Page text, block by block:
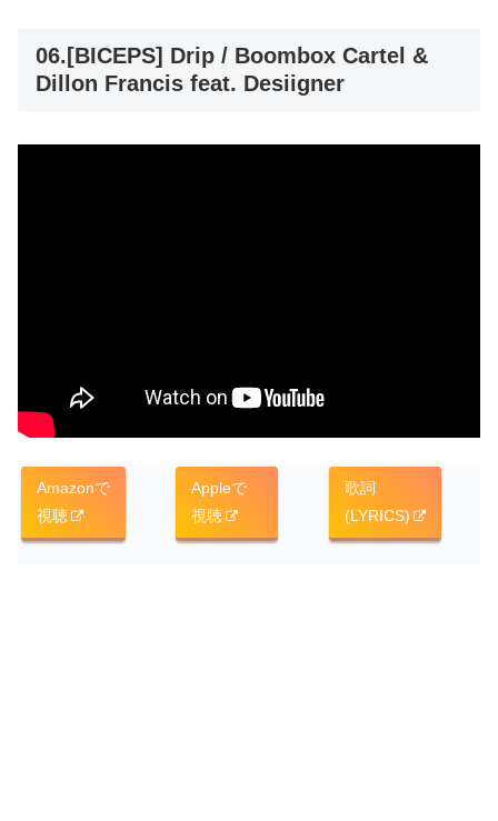
06.[BICEPS] Drip / Boombox Cartel &
Dillon Francis feat. Desiigner
Amazonで
視聴
Appleで
視聴
歌詞
(LYRICS)